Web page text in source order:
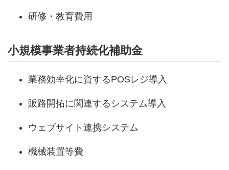
研修・教育費用
小規模事業者持続化補助金
業務効率化に資するPOSレジ導入
販路開拓に関連するシステム導入
ウェブサイト連携システム
機械装置等費